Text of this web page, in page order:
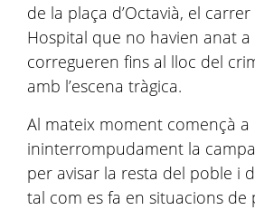
de la plaça d’Octavià, el
Hospital que no havien anat a
corregueren fins al lloc del
amb l’escena tràgica.
Al mateix moment començà a
ininterrompudament la
per avisar la resta del poble i
tal com es fa en situacions de